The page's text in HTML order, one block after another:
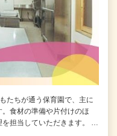
たちが通う保育園で、主に
食材の準備や片付けのほ
を担当していただきます。 …